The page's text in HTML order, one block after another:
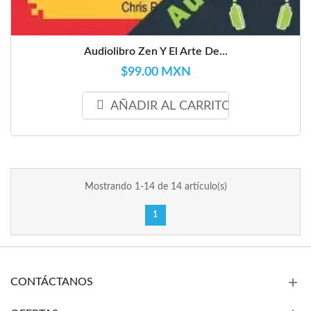
Audiolibro Zen Y El Arte De...
$99.00 MXN
AÑADIR AL CARRITO
Mostrando 1-14 de 14 artículo(s)
1
CONTÁCTANOS